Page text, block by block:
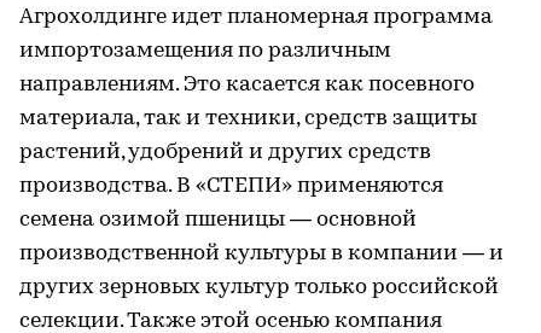
Агрохолдинге идет планомерная программа
импортозамещения по различным
направлениям. Это касается как посевного
материала, так и техники, средств защиты
растений, удобрений и других средств
производства. В «СТЕПИ» применяются
семена озимой пшеницы — основной
производственной культуры в компании — и
других зерновых культур только российской
селекции. Также этой осенью компания